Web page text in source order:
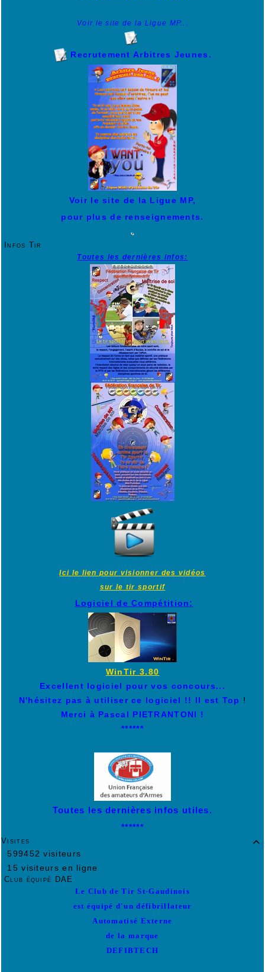
Voir le site de la Ligue MP...
Recrutement Arbitres Jeunes.
Voir le site de la Ligue MP,
pour plus de renseignements.
Infos Tir
Toutes les dernières infos:
Ici le lien pour visionner des vidéos
sur le tir sportif
Logiciel de Compétition:
WinTir 3.80
Excellent logiciel pour vos concours...
N'hésitez pas à utiliser ce logiciel !! Il est Top !
Merci à Pascal PIETRANTONI !
******
Toutes les dernières infos utiles.
******

Visites
599452 visiteurs
15 visiteurs en ligne
Club équipé DAE
Le Club de Tir St-Gaudinois
est équipé d'un défibrillateur
Automatisé Externe
de la marque
DEFIBTECH